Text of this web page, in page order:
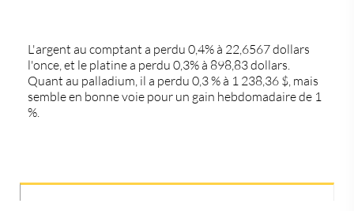
L'argent au comptant a perdu 0,4% à 22,6567 dollars
l'once, et le platine a perdu 0,3% à 898,83 dollars.
Quant au palladium, il a perdu 0,3 % à 1 238,36 $, mais
semble en bonne voie pour un gain hebdomadaire de 1
%.